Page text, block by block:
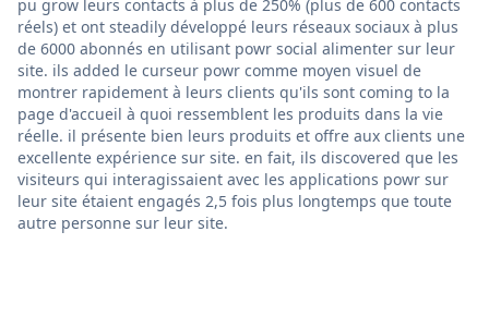
pu grow leurs contacts à plus de 250% (plus de 600 contacts
réels) et ont steadily développé leurs réseaux sociaux à plus
de 6000 abonnés en utilisant powr social alimenter sur leur
site. ils added le curseur powr comme moyen visuel de
montrer rapidement à leurs clients qu'ils sont coming to la
page d'accueil à quoi ressemblent les produits dans la vie
réelle. il présente bien leurs produits et offre aux clients une
excellente expérience sur site. en fait, ils discovered que les
visiteurs qui interagissaient avec les applications powr sur
leur site étaient engagés 2,5 fois plus longtemps que toute
autre personne sur leur site.